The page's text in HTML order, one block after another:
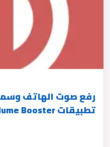
رفع صوت الهاتف
تطبيقات Volume Booster فعلًا؟